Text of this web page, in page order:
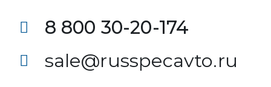
8 800 30-20-174
sale@russpecavto.ru